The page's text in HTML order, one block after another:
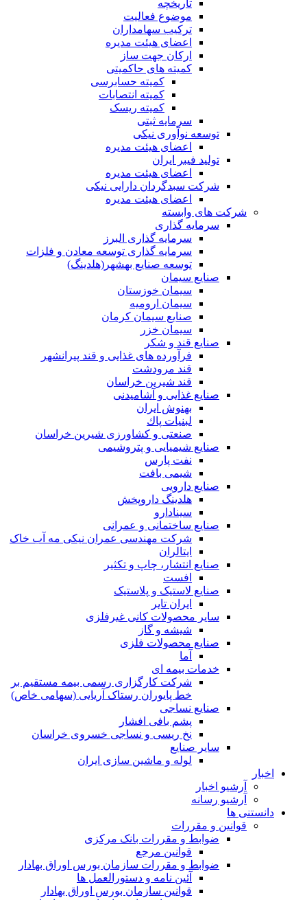
تاریخچه
موضوع فعالیت
ترکیب سهامداران
اعضای هیئت مدیره
ارکان جهت ساز
کمیته های حاکمیتی
کمیته حسابرسی
کمیته انتصابات
کمیته ریسک
سرمایه ثبتی
توسعه نوآوری نیکی
اعضای هیئت مدیره
تولید فیبر ایران
اعضای هیئت مدیره
شرکت سبدگردان دارایی نیکی
اعضای هیئت مدیره
شرکت های وابسته
سرمایه گذاری
سرمایه گذاری البرز
سرمایه گذاری توسعه معادن و فلزات
توسعه‌ صنایع‌ بهشهر(هلدینگ)
صنایع سیمان
سیمان خوزستان
سیمان ارومیه
صنایع سیمان کرمان
سیمان خزر
صنایع قند و شکر
فرآورده های غذایی و قند پیرانشهر
قند مرودشت
قند شیرین خراسان
صنایع غذايی و آشاميدنی
بهنوش ایران
لبنيات پاك
صنعتی و کشاورزی شیرین خراسان
صنایع شیمیایی و پتروشیمی
نفت پارس
شیمی بافت
صنایع دارویی
هلدینگ داروپخش
سینادارو
صنایع ساختمانی و عمرانی
شرکت مهندسی عمران نیکی مه آب خاک
ایتالران
صنایع انتشار، چاپ و تکثير
افست
صنایع لاستیک و پلاستیک
ایران تایر
ساير محصولات كانی غيرفلزی
شیشه و گاز
صنایع محصولات فلزی
آما
خدمات بیمه ای
شرکت کارگزاری رسمی بیمه مستقیم بر
خط پایوران رستاک آریایی (سهامی خاص)
صنایع نساجی
پشم بافی افشار
نخ ریسی و نساجی خسروی خراسان
سایر صنایع
لوله و ماشین سازی ایران
اخبار
آرشیو اخبار
آرشیو رسانه
دانستنی ها
قوانین و مقررات
ضوابط و مقررات بانک مرکزی
قوانين مرجع
ضوابط و مقررات سازمان بورس اوراق بهادار
آئین نامه و دستورالعمل ها
قوانین سازمان بورس اوراق بهادار